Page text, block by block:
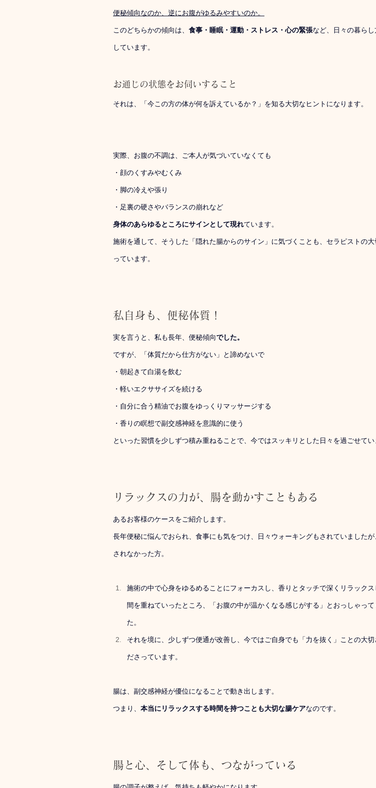
便秘傾向なのか、逆にお腹がゆるみやすいのか。
このどちらかの傾向は、 食事・睡眠・運動・ストレス・心の緊張など、日々の暮ら
しています。
お通じの状態をお伺いすること
それは、「今この方の体が何を訴えているか？」を知る大切なヒントになります。
実際、お腹の不調は、ご本人が気づいていなくても
・顔のくすみやむくみ
・脚の冷えや張り
・足裏の硬さやバランスの崩れなど
身体のあらゆるところにサインとして現れています。
施術を通して、そうした「隠れた腸からのサイン」に気づくことも、セラピストの
っています。
私自身も、便秘体質！
実を言うと、私も長年、便秘傾向でした。
ですが、「体質だから仕方がない」と諦めないで
・朝起きて白湯を飲む
・軽いエクササイズを続ける
・自分に合う精油でお腹をゆっくりマッサージする
・香りの瞑想で副交感神経を意識的に使う
といった習慣を少しずつ積み重ねることで、今ではスッキリとした日々を過ごせてい
リラックスの力が、腸を動かすこともある
あるお客様のケースをご紹介します。
長年便秘に悩んでおられ、食事にも気をつけ、日々ウォーキングもされていました
されなかった方。
施術の中で心身をゆるめることにフォーカスし、香りとタッチで深くリラック
間を重ねていったところ、「お腹の中が温かくなる感じがする」とおっしゃって
た。
それを境に、少しずつ便通が改善し、今ではご自身でも「力を抜く」ことの大切
ださっています。
腸は、副交感神経が優位になることで動き出します。
つまり、 本当にリラックスする時間を持つことも大切な腸ケアなのです。
腸と心、そして体も、つながっている